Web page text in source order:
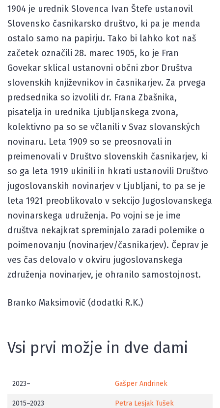
1904 je urednik Slovenca Ivan Štefe ustanovil
Slovensko časnikarsko društvo, ki pa je menda
ostalo samo na papirju. Tako bi lahko kot naš
začetek označili 28. marec 1905, ko je Fran
Govekar sklical ustanovni občni zbor Društva
slovenskih književnikov in časnikarjev. Za prvega
predsednika so izvolili dr. Frana Zbašnika,
pisatelja in urednika Ljubljanskega zvona,
kolektivno pa so se včlanili v Svaz slovanských
novinaru. Leta 1909 so se preosnovali in
preimenovali v Društvo slovenskih časnikarjev, ki
so ga leta 1919 ukinili in hkrati ustanovili Društvo
jugoslovanskih novinarjev v Ljubljani, to pa se je
leta 1921 preoblikovalo v sekcijo Jugoslovanskega
novinarskega udruženja. Po vojni se je ime
društva nekajkrat spreminjalo zaradi polemike o
poimenovanju (novinarjev/časnikarjev). Čeprav je
ves čas delovalo v okviru jugoslovanskega
združenja novinarjev, je ohranilo samostojnost.
Branko Maksimovič (dodatki R.K.)
Vsi prvi možje in dve dami
2023– Gašper Andrinek
2015–2023 Petra Lesjak Tušek